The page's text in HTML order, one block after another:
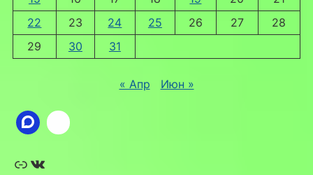
22
23 24 25 26 27
28
29
30 31
« Апр Июн »